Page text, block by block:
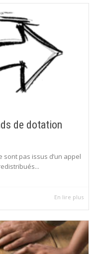
de dotation
pas issus d’un appel
En lire plus